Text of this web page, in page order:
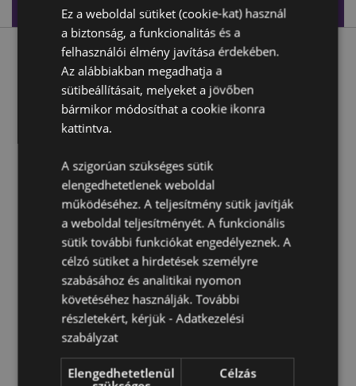
Termékleírás
Termékleírás
Kifordítható Kocka Játék - Unikornis Varázslat
Anyaga:
A termék nem alkalmas a következő korosztálynak:
3 Év
EN71:Igen
Termékjellemzők
További
Információ
Magasság 5.5cm Szélesség 5.5cm Vastagság
5055071794797
Ez a weboldal sütiket (cookie-kat) használ
a biztonság, a funkcionalitás és a
felhasználói élmény javítása érdekében.
Az alábbiakban megadhatja a
sütibeállításait, melyeket a jövőben
bármikor módosíthat a cookie ikonra
kattintva.
A szigorúan szükséges sütik
elengedhetetlenek weboldal
működéséhez. A teljesítmény sütik javítják
a weboldal teljesítményét. A funkcionális
sütik további funkciókat engedélyeznek. A
célzó sütiket a hirdetések személyre
szabásához és analitikai nyomon
követéséhez használják. További
részletekért, kérjük -Adatkezelési
szabályzat
Elengedhetetlenül
Célzás